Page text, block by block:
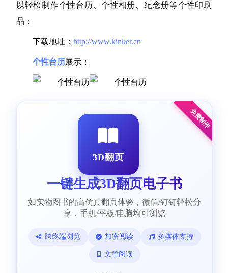
以轻松制作个性台历、个性相册、纪念册等个性印刷
品；
下载地址： http://www.kinker.cn
个性台历展示：
免费制作
3D翻页
一键生成3D翻页电子书
如实物图书的高仿真翻页体验，微信/钉钉轻松分
享，手机/平板/电脑均可浏览
跨终端浏览 加密阅读 多媒体支持
文章阅读